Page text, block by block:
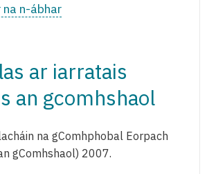
n-ábhar
ar iarratais
an gcomhshaol
na gComhphobal Eorpach
gComhshaol) 2007.